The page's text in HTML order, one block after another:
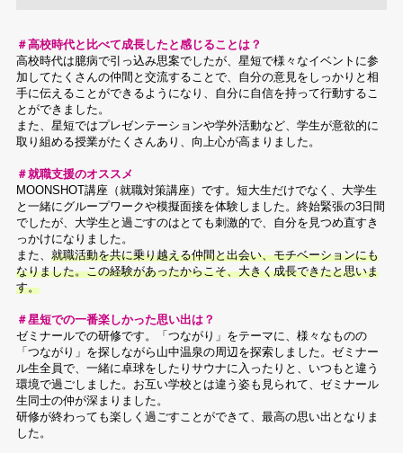
＃高校時代と比べて成長したと感じることは？
高校時代は臆病で引っ込み思案でしたが、星短で様々なイベントに参
加してたくさんの仲間と交流することで、自分の意見をしっかりと相
手に伝えることができるようになり、自分に自信を持って行動するこ
とができました。
また、星短ではプレゼンテーションや学外活動など、学生が意欲的に
取り組める授業がたくさんあり、向上心が高まりました。
＃就職支援のオススメ
MOONSHOT講座（就職対策講座）です。短大生だけでなく、大学生
と一緒にグループワークや模擬面接を体験しました。終始緊張の3日間
でしたが、大学生と過ごすのはとても刺激的で、自分を見つめ直すき
っかけになりました。
また、 就職活動を共に乗り越える仲間と出会い、モチベーションにも
なりました。この経験があったからこそ、大きく成長できたと思いま
す。
＃星短での一番楽しかった思い出は？
ゼミナールでの研修です。「つながり」をテーマに、様々なものの
「つながり」を探しながら山中温泉の周辺を探索しました。ゼミナー
ル生全員で、一緒に卓球をしたりサウナに入ったりと、いつもと違う
環境で過ごしました。お互い学校とは違う姿も見られて、ゼミナール
生同士の仲が深まりました。
研修が終わっても楽しく過ごすことができて、最高の思い出となりま
した。